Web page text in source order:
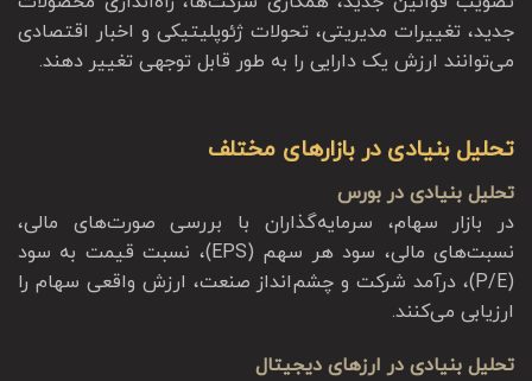
جدید، تغییرات مدیریتی، تحولات ژئوپلیتیکی و اخبار اقتصادی
می‌توانند ارزش یک دارایی را به طور قابل توجهی تغییر دهند.
تحلیل بنیادی در بازارهای مختلف
تحلیل بنیادی در بورس
در بازار سهام، سرمایه‌گذاران با بررسی صورت‌های مالی،
نسبت‌های مالی، سود هر سهم (EPS)، نسبت قیمت به سود
(P/E)، درآمد شرکت و چشم‌انداز صنعت، ارزش واقعی سهام را
ارزیابی می‌کنند.
تحلیل بنیادی در ارزهای دیجیتال